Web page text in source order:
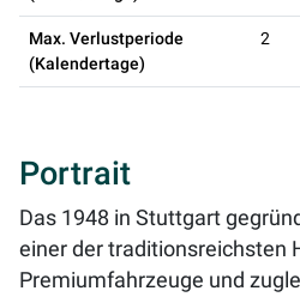
Max. Verlustperiode
(Kalendertage)
2
Portrait
Das 1948 in Stuttgart
einer der traditionsreichsten
Premiumfahrzeuge und